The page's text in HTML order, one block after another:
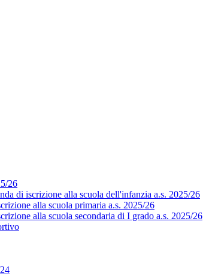
26
di iscrizione alla scuola dell'infanzia a.s. 2025/26
alla scuola primaria a.s. 2025/26
alla scuola secondaria di I grado a.s. 2025/26